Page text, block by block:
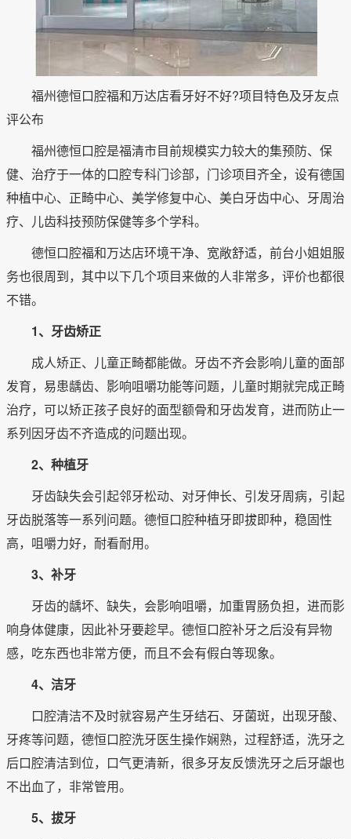
福州德恒口腔福和万达店看牙好不好?项目特色及牙友点
评公布
福州德恒口腔是福清市目前规模实力较大的集预防、保
健、治疗于一体的口腔专科门诊部，门诊项目齐全，设有德国
种植中心、正畸中心、美学修复中心、美白牙齿中心、牙周治
疗、儿齿科技预防保健等多个学科。
德恒口腔福和万达店环境干净、宽敞舒适，前台小姐姐服
务也很周到，其中以下几个项目来做的人非常多，评价也都很
不错。
1、牙齿矫正
成人矫正、儿童正畸都能做。牙齿不齐会影响儿童的面部
发育，易患龋齿、影响咀嚼功能等问题，儿童时期就完成正畸
治疗，可以矫正孩子良好的面型额骨和牙齿发育，进而防止一
系列因牙齿不齐造成的问题出现。
2、种植牙
牙齿缺失会引起邻牙松动、对牙伸长、引发牙周病，引起
牙齿脱落等一系列问题。德恒口腔种植牙即拔即种，稳固性
高，咀嚼力好，耐看耐用。
3、补牙
牙齿的龋坏、缺失，会影响咀嚼，加重胃肠负担，进而影
响身体健康，因此补牙要趁早。德恒口腔补牙之后没有异物
感，吃东西也非常方便，而且不会有假白等现象。
4、洁牙
口腔清洁不及时就容易产生牙结石、牙菌斑，出现牙酸、
牙疼等问题，德恒口腔洗牙医生操作娴熟，过程舒适，洗牙之
后口腔清洁到位，口气更清新，很多牙友反馈洗牙之后牙龈也
不出血了，非常管用。
5、拔牙